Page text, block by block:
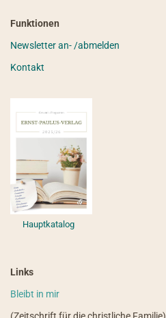
Funktionen
Newsletter an- /abmelden
Kontakt
Hauptkatalog
Links
Bleibt in mir